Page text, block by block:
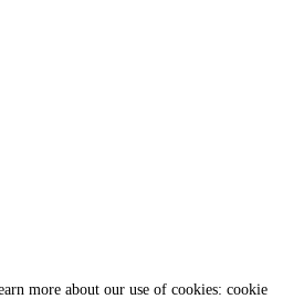
more about our use of cookies: cookie